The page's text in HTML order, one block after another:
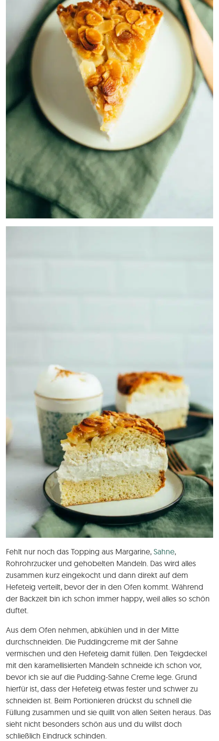
Fehlt nur noch das Topping aus Margarine, Sahne,
Rohrohrzucker und gehobelten Mandeln. Das wird alles
zusammen kurz eingekocht und dann direkt auf dem
Hefeteig verteilt, bevor der in den Ofen kommt. Während
der Backzeit bin ich schon immer happy, weil alles so schön
duftet.
Aus dem Ofen nehmen, abkühlen und in der Mitte
durchschneiden. Die Puddingcreme mit der Sahne
vermischen und den Hefeteig damit füllen. Den Teigdeckel
mit den karamellisierten Mandeln schneide ich schon vor,
bevor ich sie auf die Pudding-Sahne Creme lege. Grund
hierfür ist, dass der Hefeteig etwas fester und schwer zu
schneiden ist. Beim Portionieren drückst du schnell die
Füllung zusammen und sie quillt von allen Seiten heraus. Das
sieht nicht besonders schön aus und du willst doch
schließlich Eindruck schinden.